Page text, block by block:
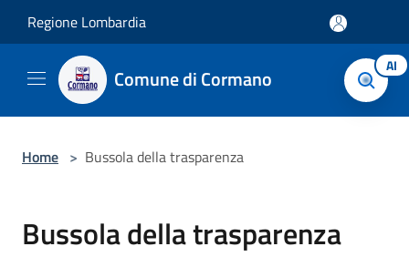
Regione Lombardia
Comune di Cormano AI
Home > Bussola della trasparenza
Bussola della trasparenza